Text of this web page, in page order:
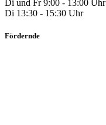
Di und Fr 9:00 - 13:00 Uhr
Di 13:30 - 15:30 Uhr
Fördernde